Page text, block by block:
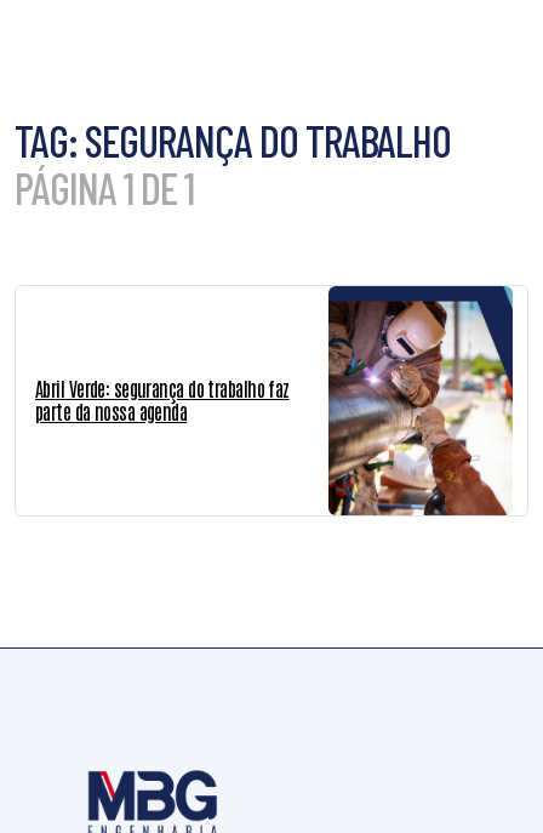
TAG:SEGURANÇA DO TRABALHO
PÁGINA 1 DE 1
Abril Verde: segurança do trabalho faz
parte da nossa agenda